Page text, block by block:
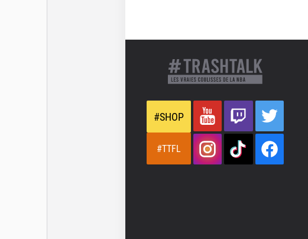
#SHOP
#TTFL